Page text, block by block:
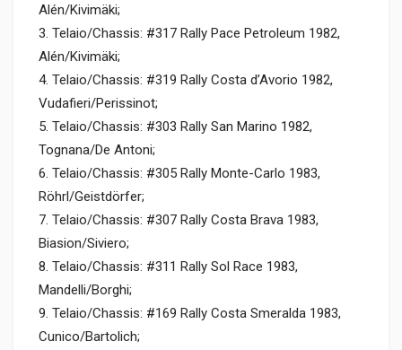
Alén/Kivimäki;
3. Telaio/Chassis: #317 Rally Pace Petroleum 1982,
Alén/Kivimäki;
4. Telaio/Chassis: #319 Rally Costa d’Avorio 1982,
Vudafieri/Perissinot;
5. Telaio/Chassis: #303 Rally San Marino 1982,
Tognana/De Antoni;
6. Telaio/Chassis: #305 Rally Monte-Carlo 1983,
Röhrl/Geistdörfer;
7. Telaio/Chassis: #307 Rally Costa Brava 1983,
Biasion/Siviero;
8. Telaio/Chassis: #311 Rally Sol Race 1983,
Mandelli/Borghi;
9. Telaio/Chassis: #169 Rally Costa Smeralda 1983,
Cunico/Bartolich;